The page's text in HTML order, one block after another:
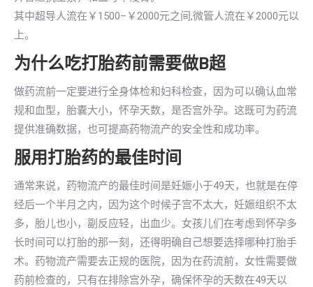
其中超导人流在￥1500–￥2000元之间,微管人流在￥2000元以
上。
为什么吃打胎药前需要做B超
做药流前一定要进行全身体检和妇科检查，因为可以确认血常
规和血型，胎囊大小，怀孕天数，是否宫外孕。这既可为药流
提供准确数据，也可提高药物流产的安全性和成功率。
服用打胎药的最佳时间
通常来说，药物流产的最佳时间是妊娠小于49天，也就是在停
经后一个半月之内，因为这个时候子宫不太大，妊娠组织不太
多，胎儿也小，副反应轻，出血少。女孩儿们在考虑到怀孕多
长时间可以打胎的那一刻，还得明确自己想要选择哪种打胎手
术。药物流产需要去正规的医院，因为在药流前，女性需要做
药前检查的，只有在排除宫外孕，确保怀孕的天数在49天以